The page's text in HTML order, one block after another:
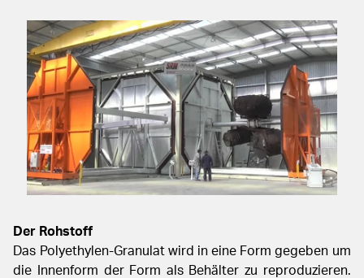
Der Rohstoff
Das Polyethylen-Granulat wird in eine Form gegeben um
die Innenform der Form als Behälter zu reproduzieren.